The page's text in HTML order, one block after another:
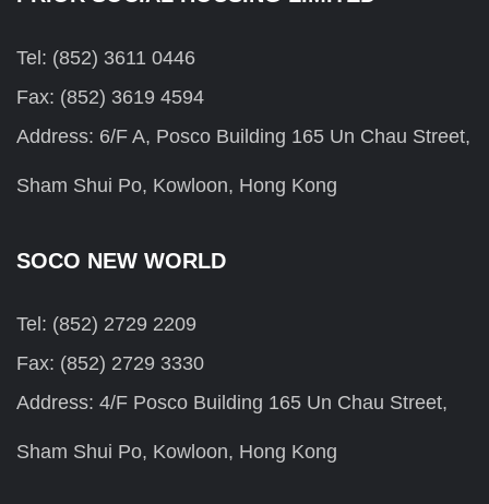
Tel: (852) 3611 0446
Fax: (852) 3619 4594
Address: 6/F A, Posco Building 165 Un Chau Street,
Sham Shui Po, Kowloon, Hong Kong
SOCO NEW WORLD
Tel: (852) 2729 2209
Fax: (852) 2729 3330
Address: 4/F Posco Building 165 Un Chau Street,
Sham Shui Po, Kowloon, Hong Kong